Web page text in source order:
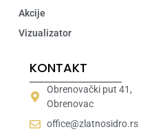
Akcije
Vizualizator
KONTAKT
Obrenovački put 41,
Obrenovac
office@zlatnosidro.rs